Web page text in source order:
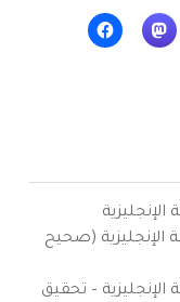
الإنجليزية (صحيح
الإنجليزية – تحقيق